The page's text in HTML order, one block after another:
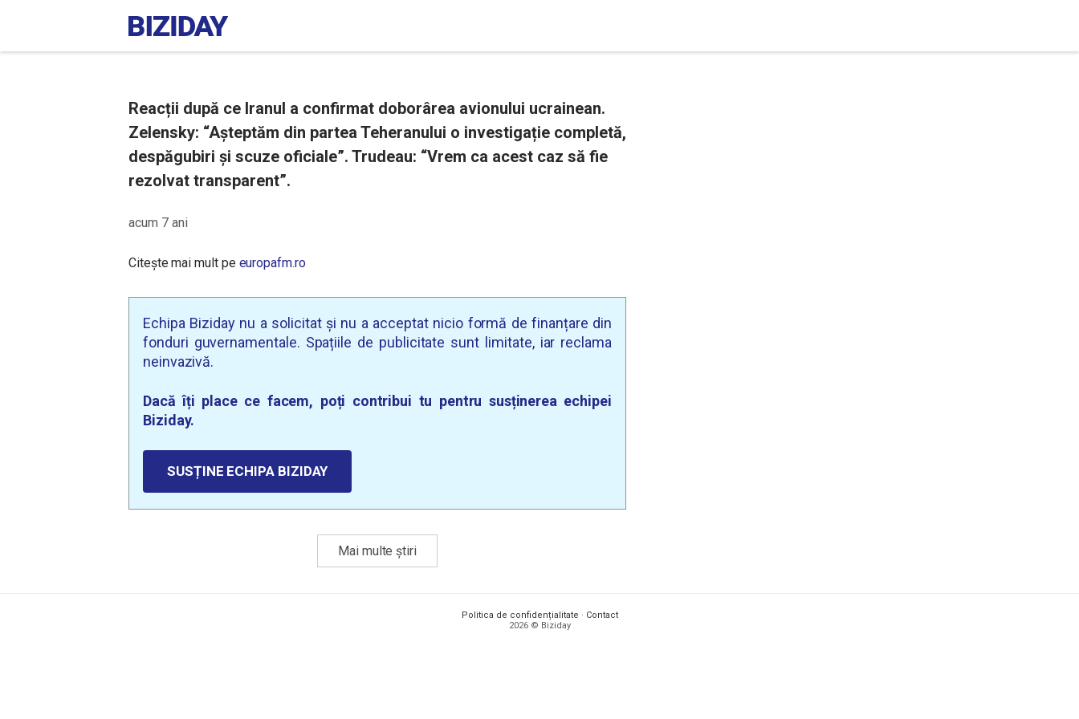
Reacții după ce Iranul a confirmat doborârea avionului ucrainean.
Zelensky: “Așteptăm din partea Teheranului o investigație completă,
despăgubiri și scuze oficiale”. Trudeau: “Vrem ca acest caz să fie
rezolvat transparent”.
acum 7 ani
Citește mai mult pe europafm.ro
Echipa Biziday nu a solicitat și nu a acceptat nicio formă de finanțare din
fonduri guvernamentale. Spațiile de publicitate sunt limitate, iar reclama
neinvazivă.
Dacă îți place ce facem, poți contribui tu pentru susținerea echipei
Biziday.
SUSȚINE ECHIPA BIZIDAY
Mai multe știri
Politica de confidențialitate · Contact
2026 © Biziday